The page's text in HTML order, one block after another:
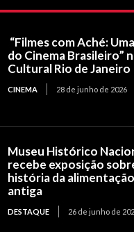
“Filmes com Aché:
do Cinema Brasileiro”
Cultural Rio de Janeiro
CINEMA 28 de junho de 2026
Museu Histórico
recebe exposição
história da
antiga
DESTAQUE 26 de junho de